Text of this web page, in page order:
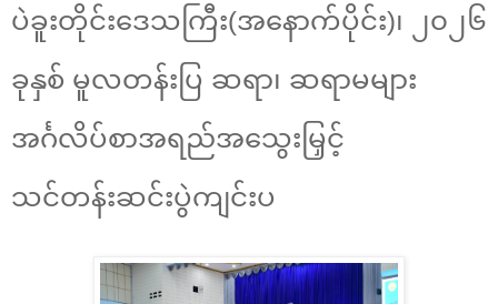
ပဲခူးတိုင်းဒေသကြီး(အနောက်ပိုင်း)၊ ၂၀၂၆
ခုနှစ် မူလတန်းပြ ဆရာ၊ ဆရာမများ
အင်္ဂလိပ်စာအရည်အသွေးမြှင့်
သင်တန်းဆင်းပွဲကျင်းပ